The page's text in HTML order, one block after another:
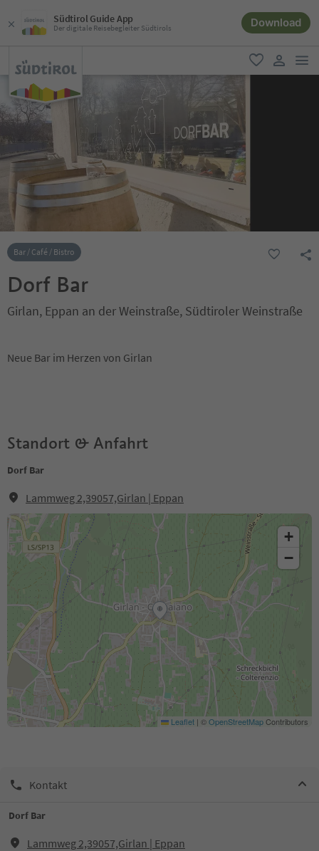
Südtirol Guide App
Der digitale Reisebegleiter Südtirols Download
favorit
user link
Bar / Café / Bistro
Dorf Bar
Girlan, Eppan an der Weinstraße, Südtiroler Weinstraße
Neue Bar im Herzen von Girlan
Standort & Anfahrt
Dorf Bar
Lammweg 2,39057,Girlan | Eppan
+
−
Leaflet | ©OpenStreetMapContributors
Kontakt
Dorf Bar
Lammweg 2,39057,Girlan | Eppan